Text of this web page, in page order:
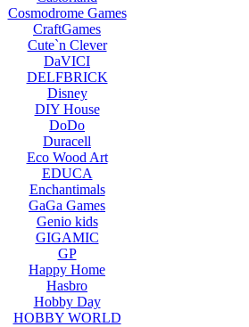
Cosmodrome Games
CraftGames
Cute`n Clever
DaVICI
DELFBRICK
Disney
DIY House
DoDo
Duracell
Eco Wood Art
EDUCA
Enchantimals
GaGa Games
Genio kids
GIGAMIC
GP
Happy Home
Hasbro
Hobby Day
HOBBY WORLD